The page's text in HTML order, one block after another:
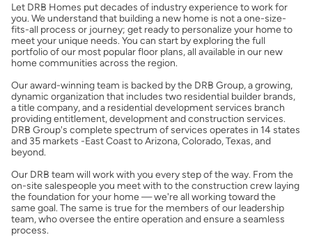
Obtener mi puntaje de crédito
Calcular mi hipoteca
Obtener Aprobación Previa
Preparar mi casa para la venta
Obtener ofertas por mi casa
Let DRB Homes put decades of industry experience to work for
you. We understand that building a new home is not a one-size-
fits-all process or journey; get ready to personalize your home to
meet your unique needs. You can start by exploring the full
portfolio of our most popular floor plans, all available in our new
home communities across the region.
Our award-winning team is backed by the DRB Group, a growing,
dynamic organization that includes two residential builder brands,
a title company, and a residential development services branch
providing entitlement, development and construction services.
DRB Group's complete spectrum of services operates in 14 states
and 35 markets -East Coast to Arizona, Colorado, Texas, and
beyond.
Our DRB team will work with you every step of the way. From the
on-site salespeople you meet with to the construction crew laying
the foundation for your home — we're all working toward the
same goal. The same is true for the members of our leadership
team, who oversee the entire operation and ensure a seamless
process.